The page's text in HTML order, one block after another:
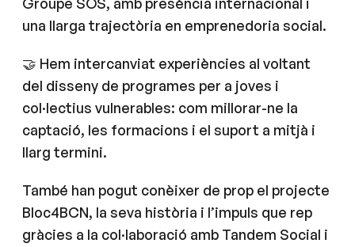
una llarga trajectòria en emprenedoria social.
🤝 Hem intercanviat experiències al voltant
del disseny de programes per a joves i
col·lectius vulnerables: com millorar-ne la
captació, les formacions i el suport a mitjà i
llarg termini.
També han pogut conèixer de prop el projecte
Bloc4BCN, la seva història i l’impuls que rep
gràcies a la col·laboració amb Tandem Social i